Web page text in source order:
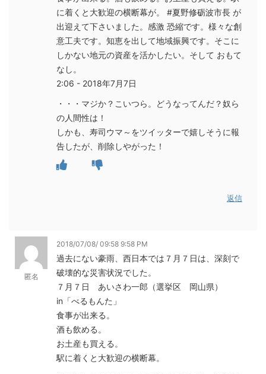
に着くと大歓迎の横断幕が。 #夏野修砺波市長 が
出迎えて下さいました。感激 恐縮です。様々な創
意工夫です。知恵を出して地域振興です。そこに
しかない地元の資産を活かしたい。そして おもて
なし。
2:06 - 2018年7月7日
・・・マジか？こいつら。どうなってんだ？奴ら
の人間性は！
しかも、寿司ウマ～をツイッターで嬉しそうに報
告したが、削除しやがった！
返信
匿名
2018/07/08/ 09:58 9:58 PM
過去にない豪雨、西日本では７月７日は、深刻で
破壊的な災害状況でした。
７月７日 あいさわ一郎（選挙区 岡山県）
in「べるもんた」
食事が出来る。
酒も飲める。
お土産も買える。
駅に着くと大歓迎の横断幕。